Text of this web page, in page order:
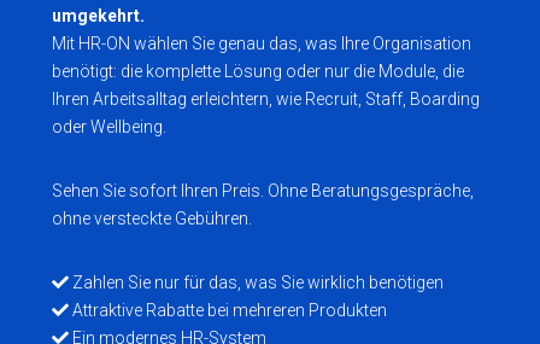
umgekehrt.
Mit HR-ON wählen Sie genau das, was Ihre Organisation
benötigt: die komplette Lösung oder nur die Module, die
Ihren Arbeitsalltag erleichtern, wie Recruit, Staff, Boarding
oder Wellbeing.
Sehen Sie sofort Ihren Preis. Ohne Beratungsgespräche,
ohne versteckte Gebühren.
Zahlen Sie nur für das, was Sie wirklich benötigen
Attraktive Rabatte bei mehreren Produkten
Ein modernes HR-System